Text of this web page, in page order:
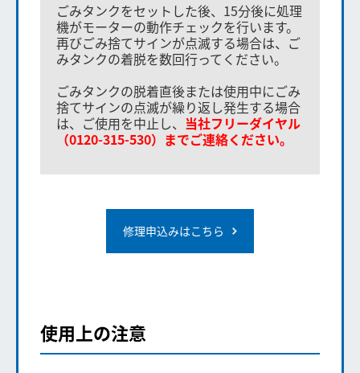
ごみタンクをセットした後、15分後に処理
機がモーターの動作チェックを行います。
再びごみ捨てサインが点滅する場合は、ご
みタンクの着脱を数回行ってください。
ごみタンクの脱着直後または使用中にごみ
捨てサインの点滅が繰り返し発生する場合
は、ご使用を中止し、 当社フリーダイヤル
（0120-315-530）までご連絡ください。
修理申込みはこちら
使用上の注意